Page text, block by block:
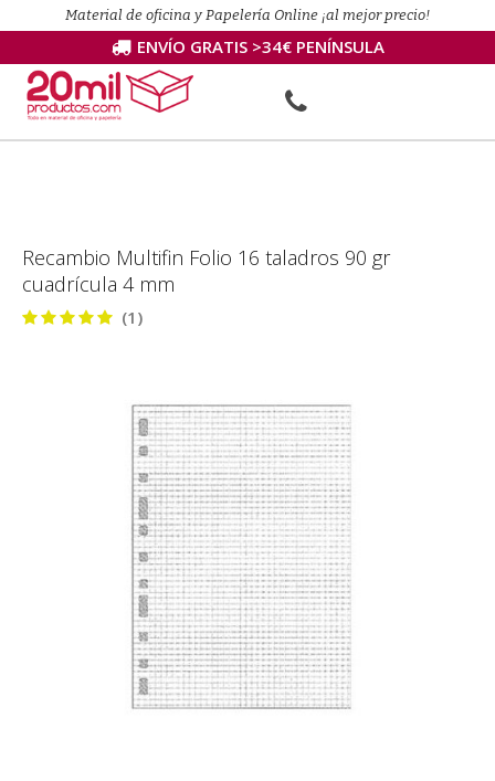
Material de oficina y Papelería Online ¡al mejor precio!
ENVÍO GRATIS >34€ PENÍNSULA
Recambio Multifin Folio 16 taladros 90 gr
cuadrícula 4 mm
(1)